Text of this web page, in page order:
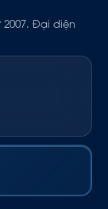
2007. Đại diện